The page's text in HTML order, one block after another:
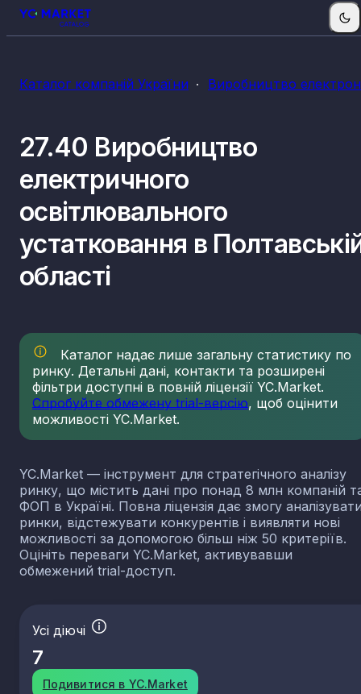
Каталог компаній України Виробництво
27.40 Виробництво
електричного
освітлювального
устатковання в
області
Каталог надає лише загальну статистику по
ринку. Детальні дані, контакти та розширені
фільтри доступні в повній ліцензії YC.Market.
Спробуйте обмежену trial-версію, щоб оцінити
можливості YC.Market.
YC.Market — інструмент для стратегічного аналізу
ринку, що містить дані про понад 8 млн компаній
ФОП в Україні. Повна ліцензія дає змогу
ринки, відстежувати конкурентів і виявляти нові
можливості за допомогою більш ніж 50 критеріїв.
Оцініть переваги YC.Market, активувавши
обмежений trial-доступ.
Усі діючі
7
Подивитися в YC.Market